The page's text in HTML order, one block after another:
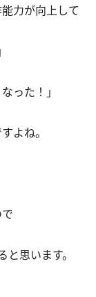
力が向上して
った！」
よね。
思います。